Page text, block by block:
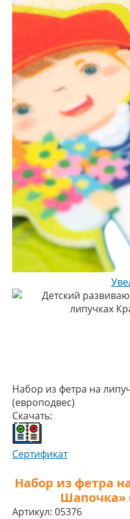
Набор из фетра на
(европодвес)
Скачать:
Сертификат
Набор из фетра
Шапочка»
Артикул: 05376